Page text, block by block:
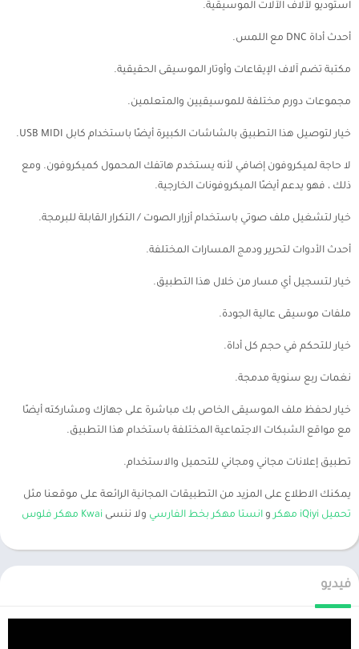
استوديو لآلاف الآلات الموسيقية.
أحدث أداة DNC مع اللمس.
مكتبة تضم آلاف الإيقاعات وأوتار الموسيقى الحقيقية.
مجموعات دورم مختلفة للموسيقيين والمتعلمين.
خيار لتوصيل هذا التطبيق بالشاشات الكبيرة أيضًا باستخدام كابل USB MIDI.
لا حاجة لميكروفون إضافي لأنه يستخدم هاتفك المحمول كميكروفون. ومع
ذلك ، فهو يدعم أيضًا الميكروفونات الخارجية.
خيار لتشغيل ملف صوتي باستخدام أزرار الصوت / التكرار القابلة للبرمجة.
أحدث الأدوات لتحرير ودمج المسارات المختلفة.
خيار لتسجيل أي مسار من خلال هذا التطبيق.
ملفات موسيقى عالية الجودة.
خيار للتحكم في حجم كل أداة.
نغمات ربع سنوية مدمجة.
خيار لحفظ ملف الموسيقى الخاص بك مباشرة على جهازك ومشاركته أيضًا
مع مواقع الشبكات الاجتماعية المختلفة باستخدام هذا التطبيق.
تطبيق إعلانات مجاني ومجاني للتحميل والاستخدام.
يمكنك الاطلاع على المزيد من التطبيقات المجانية الرائعة على موقعنا مثل
تحميل iQiyi مهكر
و انستا مهكر بخط الفارسي ولا ننسى Kwai مهكر فلوس
فيديو